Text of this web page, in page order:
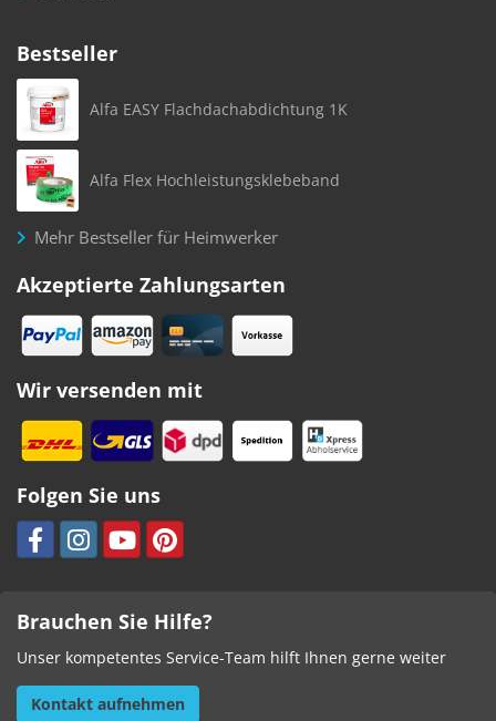
Bestseller
Alfa EASY Flachdachabdichtung 1K
Alfa Flex Hochleistungsklebeband
Mehr Bestseller für Heimwerker
Akzeptierte Zahlungsarten
Wir versenden mit
Folgen Sie uns
Brauchen Sie Hilfe?
Unser kompetentes Service-Team hilft Ihnen gerne weiter
Kontakt aufnehmen